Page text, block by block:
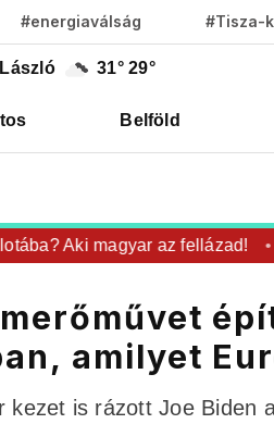
#energiaválság #Tisza-
László 31° 29°
Belföld
Aki magyar az fellázad!
amilyet
kezet is rázott Joe Biden